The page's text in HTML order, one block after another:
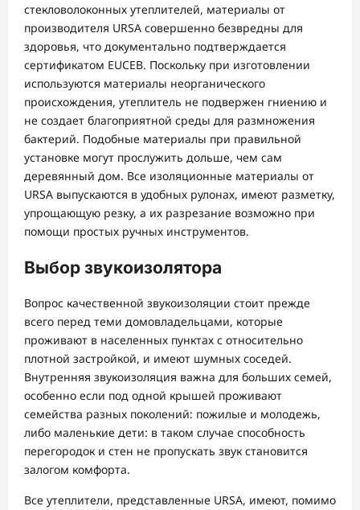
стекловолоконных утеплителей, материалы от
производителя URSA совершенно безвредны для
здоровья, что документально подтверждается
сертификатом EUCEB. Поскольку при изготовлении
используются материалы неорганического
происхождения, утеплитель не подвержен гниению и
не создает благоприятной среды для размножения
бактерий. Подобные материалы при правильной
установке могут прослужить дольше, чем сам
деревянный дом. Все изоляционные материалы от
URSA выпускаются в удобных рулонах, имеют разметку,
упрощающую резку, а их разрезание возможно при
помощи простых ручных инструментов.
Выбор звукоизолятора
Вопрос качественной звукоизоляции стоит прежде
всего перед теми домовладельцами, которые
проживают в населенных пунктах с относительно
плотной застройкой, и имеют шумных соседей.
Внутренняя звукоизоляция важна для больших семей,
особенно если под одной крышей проживают
семейства разных поколений: пожилые и молодежь,
либо маленькие дети: в таком случае способность
перегородок и стен не пропускать звук становится
залогом комфорта.
Все утеплители, представленные URSA, имеют, помимо